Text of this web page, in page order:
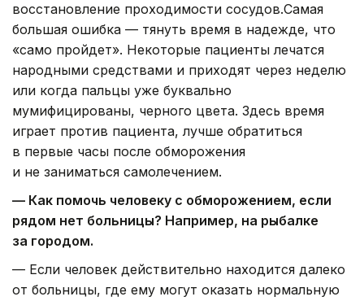
восстановление проходимости сосудов.Самая
большая ошибка — тянуть время в надежде, что
«само пройдет». Некоторые пациенты лечатся
народными средствами и приходят через неделю
или когда пальцы уже буквально
мумифицированы, черного цвета. Здесь время
играет против пациента, лучше обратиться
в первые часы после обморожения
и не заниматься самолечением.
— Как помочь человеку с обморожением, если
рядом нет больницы? Например, на рыбалке
за городом.
— Если человек действительно находится далеко
от больницы, где ему могут оказать нормальную